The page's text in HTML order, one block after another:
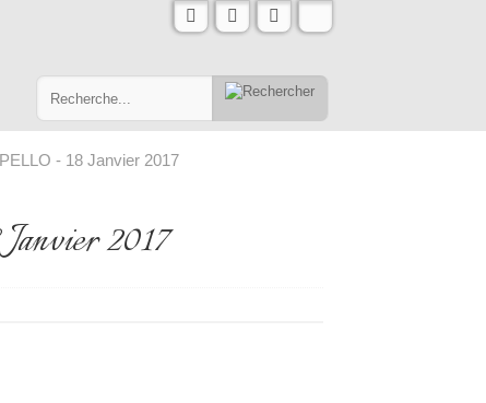
- 18 Janvier 2017
2017